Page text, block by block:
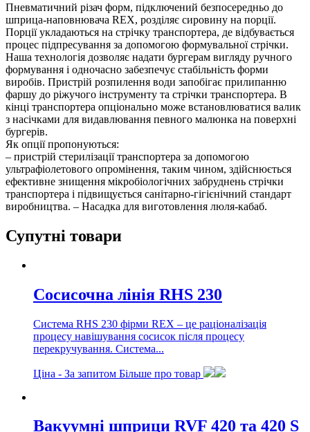
Пневматичний різач форм, підключений безпосередньо до
шприца-наповнювача REX, розділяє сировину на порції.
Порції укладаються на стрічку транспортера, де відбувається
процес підпресування за допомогою формувальної стрічки.
Наша технологія дозволяє надати бургерам вигляду ручного
формування і одночасно забезпечує стабільність форми
виробів. Пристрій розпилення води запобігає прилипанню
фаршу до ріжучого інструменту та стрічки транспортера. В
кінці транспортера опціонально може встановлюватися валик
з насічками для видавлювання певного малюнка на поверхні
бургерів.
Як опції пропонуються:
– пристрій стерилізації транспортера за допомогою
ультрафіолетового опромінення, таким чином, здійснюється
ефективне знищення мікробіологічних забруднень стрічки
транспортера і підвищується санітарно-гігієнічний стандарт
виробництва. – Насадка для виготовлення люля-кабаб.
Супутні товари
Сосисочна лінія RHS 230
Система RHS 230 фірми REX – це раціоналізація
процесу навішування сосисок після процесу
перекручування. Система...
Ціна - За запитом Більше про товар
Вакуумні шприци RVF 420 та 420 S